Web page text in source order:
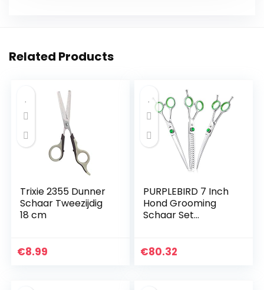
Related Products
Trixie 2355 Dunner
Schaar Tweezijdig
18 cm
€8.99
PURPLEBIRD 7 Inch
Hond Grooming
Schaar Set
Veiligheid Snijden,
€80.32